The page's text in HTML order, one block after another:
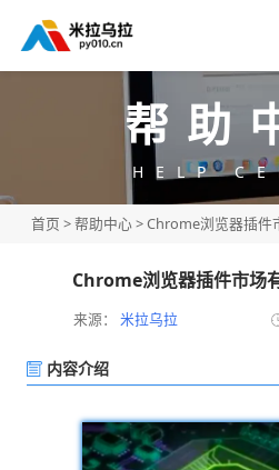
帮助
HELP
首页 >帮助中心> Chrome浏览器插件
Chrome浏览器插件市场
来源： 米拉乌拉
内容介绍